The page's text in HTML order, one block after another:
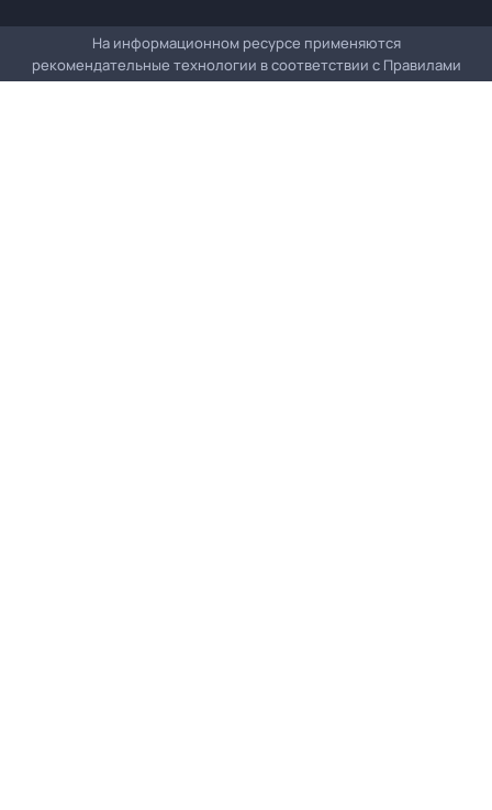
На информационном ресурсе применяются
рекомендательные технологии в соответствии с Правилами